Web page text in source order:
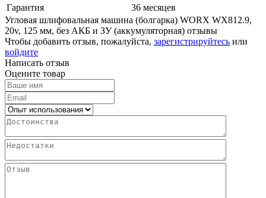
Гарантия
36 месяцев
Угловая шлифовальная машина (болгарка) WORX WX812.9,
20v, 125 мм, без АКБ и ЗУ (аккумуляторная) отзывы
Чтобы добавить отзыв, пожалуйста, зарегистрируйтесь или
войдите
Написать отзыв
Оцените товар